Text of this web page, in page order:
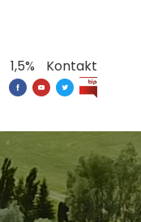
1,5% Kontakt